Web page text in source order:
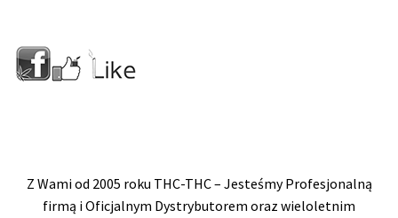
Z Wami od 2005 roku THC-THC – Jesteśmy Profesjonalną
firmą i Oficjalnym Dystrybutorem oraz wieloletnim